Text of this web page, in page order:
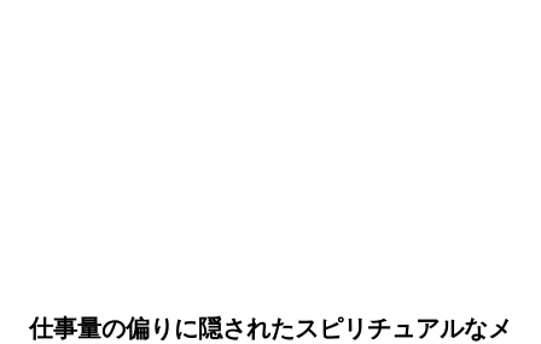
仕事量の偏りに隠されたスピリチュアルなメ